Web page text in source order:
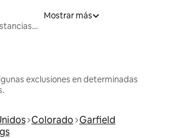
Alojamientos para estancias largas
Mostrar más
exclusiones en determinadas
Colorado Garfield